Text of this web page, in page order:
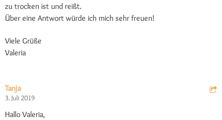
zu trocken ist und reißt.
Über eine Antwort würde ich mich sehr freuen!
Viele Grüße
Valeria
Tanja
3. Juli 2019
Hallo Valeria,